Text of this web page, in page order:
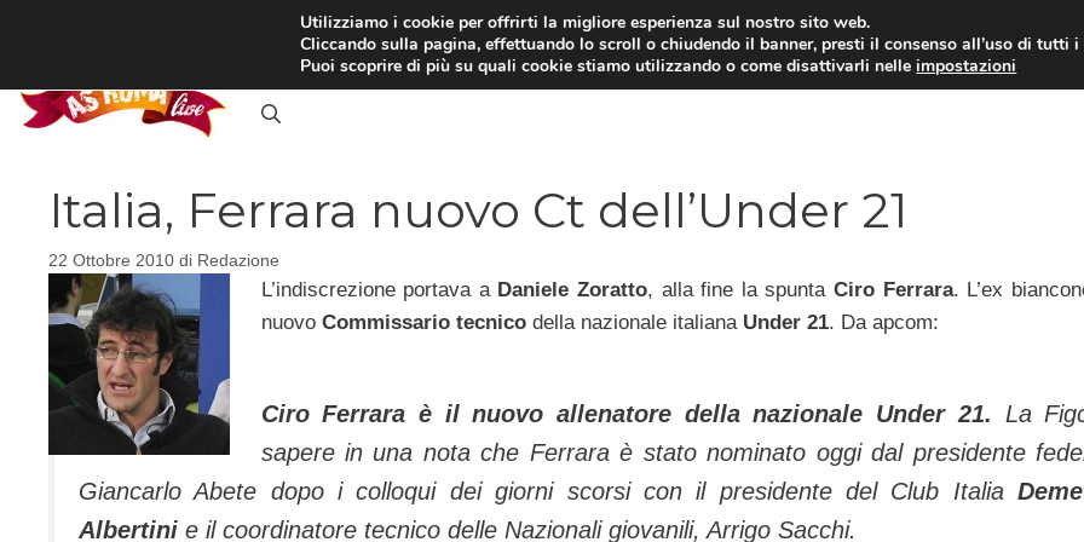
RASSEGNA STAMPA INTERVISTE CALCIOMERCATO CAMPIONATO
Italia, Ferrara nuovo Ct dell’Under 21
22 Ottobre 2010 di Redazione
L’indiscrezione portava a Daniele Zoratto, alla fine la spunta Ciro Ferrara. L’ex
nuovoCommissario tecnicodella nazionale italiana Under 21. Da apcom:
Ciro Ferrara è il nuovo allenatore della nazionale Under 21. La
sapere in una nota che Ferrara è stato nominato oggi dal presidente
Giancarlo Abete dopo i colloqui dei giorni scorsi con il presidente del Club Italia
Albertini e il coordinatore tecnico delle Nazionali giovanili, Arrigo Sacchi.
Utilizziamo i cookie per offrirti la migliore esperienza sul nostro sito web.
Cliccando sulla pagina, effettuando lo scroll o chiudendo il banner, presti il consenso all’uso di tutti i
Puoi scoprire di più su quali cookie stiamo utilizzando o come disattivarli nelleimpostazioni